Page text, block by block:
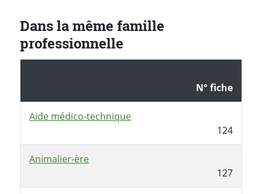
Dans la même famille
professionnelle
N° fiche
Aide médico-technique
124
Animalier-ère
127